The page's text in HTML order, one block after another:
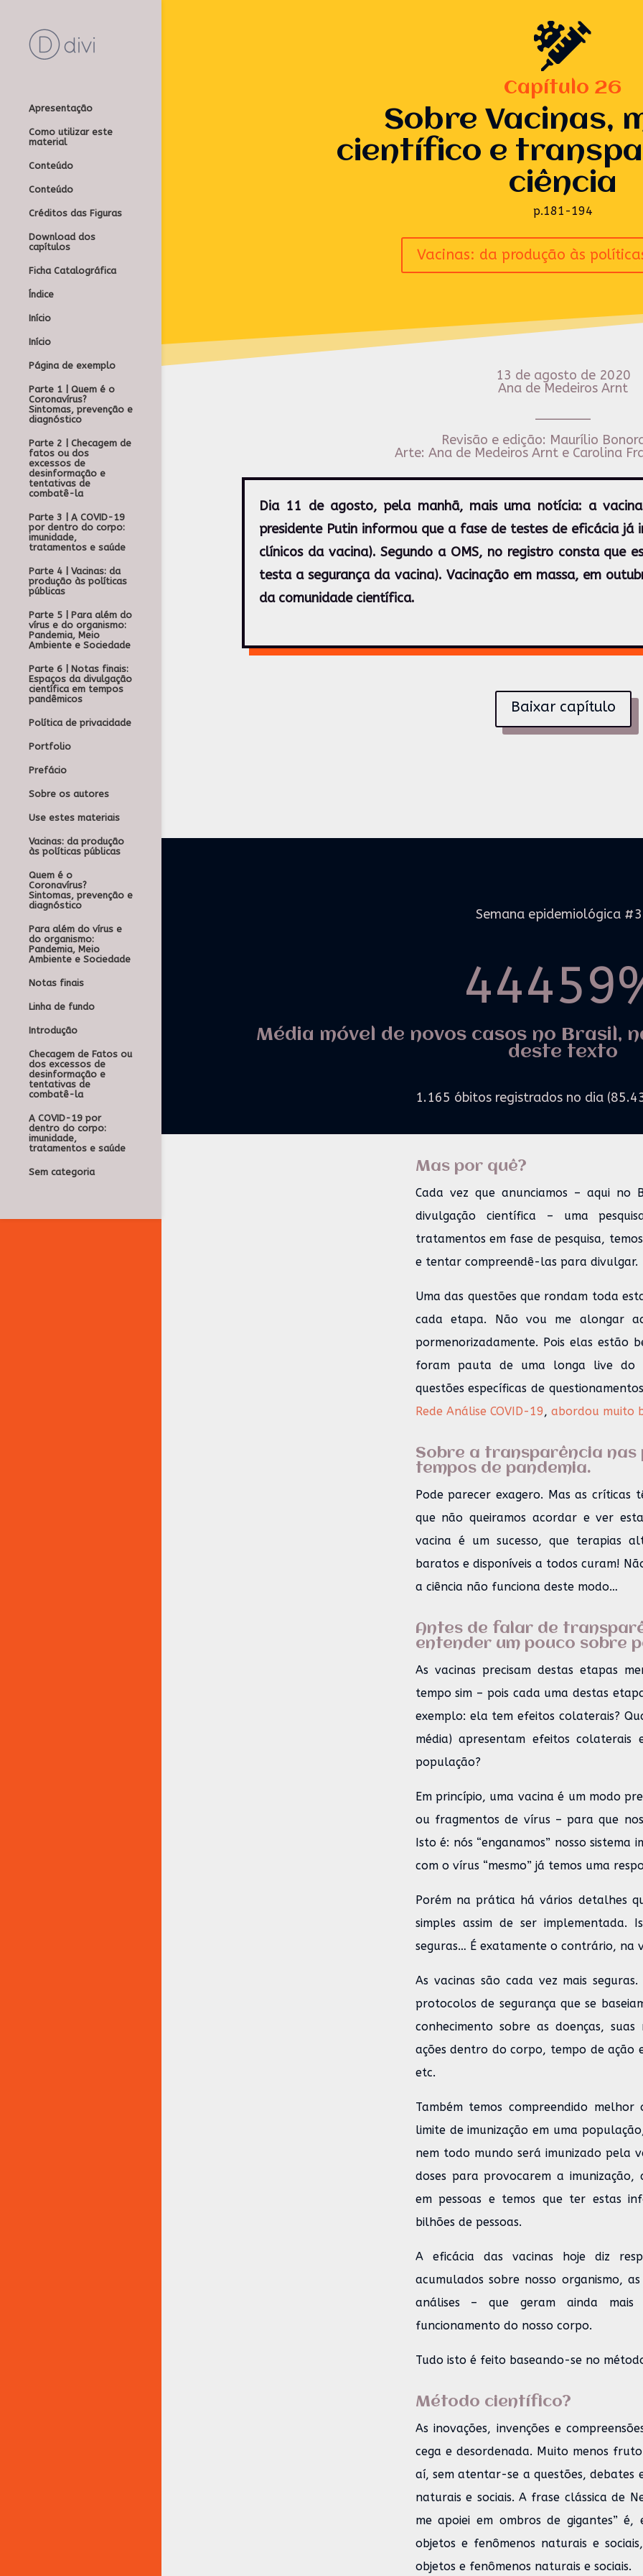
Apresentação
Como utilizar este
material
Conteúdo
Conteúdo
Créditos das Figuras
Download dos
capítulos
Ficha Catalográfica
Índice
Início
Início
Página de exemplo
Parte 1 | Quem é o
Coronavírus?
Sintomas, prevenção e
diagnóstico
Parte 2 | Checagem de
fatos ou dos
excessos de
desinformação e
tentativas de
combatê-la
Parte 3 | A COVID-19
por dentro do corpo:
imunidade,
tratamentos e saúde
Parte 4 | Vacinas: da
produção às políticas
públicas
Parte 5 | Para além do
vírus e do organismo:
Pandemia, Meio
Ambiente e Sociedade
Parte 6 | Notas finais:
Espaços da divulgação
científica em tempos
pandêmicos
Política de privacidade
Portfolio
Prefácio
Sobre os autores
Use estes materiais
Vacinas: da produção
às políticas públicas
Quem é o
Coronavírus?
Sintomas, prevenção e
diagnóstico
Para além do vírus e
do organismo:
Pandemia, Meio
Ambiente e Sociedade
Notas finais
Linha de fundo
Introdução
Checagem de Fatos ou
dos excessos de
desinformação e
tentativas de
combatê-la
A COVID-19 por
dentro do corpo:
imunidade,
tratamentos e saúde
Sem categoria
Capítulo 26
Sobre Vacinas,
científico e
ciência
p.181-194
Vacinas: da produção às
13 de agosto de 2020
Ana de Medeiros Arnt
Revisão e edição: Maurílio
Arte: Ana de Medeiros Arnt e Carolina
Dia 11 de agosto, pela manhã, mais uma notícia: a
presidente Putin informou que a fase de testes de eficácia já
clínicos da vacina). Segundo a OMS, no registro consta que
testa a segurança da vacina). Vacinação em massa, em
da comunidade científica.
Baixar capítulo
Semana epidemiológica
44459
Média móvel de novos casos no Brasil,
deste texto
1.165 óbitos registrados no dia
Mas por quê?
Cada vez que anunciamos – aqui no
divulgação científica – uma
tratamentos em fase de pesquisa,
e tentar compreendê-las para divulgar.
Uma das questões que rondam toda
cada etapa. Não vou me alongar
pormenorizadamente. Pois elas estão
foram pauta de uma longa live do
questões específicas de
Rede Análise COVID-19, abordou muito
Sobre a transparência nas
tempos de pandemia.
Pode parecer exagero. Mas as críticas
que não queiramos acordar e ver
vacina é um sucesso, que terapias
baratos e disponíveis a todos curam!
a ciência não funciona deste modo…
Antes de falar de
entender um pouco sobre
As vacinas precisam destas etapas
tempo sim – pois cada uma destas
exemplo: ela tem efeitos colaterais?
média) apresentam efeitos
população?
Em princípio, uma vacina é um modo
ou fragmentos de vírus – para que
Isto é: nós “enganamos” nosso
com o vírus “mesmo” já temos uma
Porém na prática há vários detalhes
simples assim de ser
seguras… É exatamente o contrário, na
As vacinas são cada vez mais
protocolos de segurança que se
conhecimento sobre as doenças,
ações dentro do corpo, tempo de ação
etc.
Também temos compreendido
limite de imunização em uma
nem todo mundo será imunizado pela
doses para provocarem a imunização,
em pessoas e temos que ter estas
bilhões de pessoas.
A eficácia das vacinas hoje diz
acumulados sobre nosso organismo,
análises – que geram ainda
funcionamento do nosso corpo.
Tudo isto é feito baseando-se no
Método científico?
As inovações, invenções e
cega e desordenada. Muito menos
aí, sem atentar-se a questões, debates
naturais e sociais. A frase clássica de
me apoiei em ombros de gigantes”
objetos e fenômenos naturais e
objetos e fenômenos naturais e sociais.